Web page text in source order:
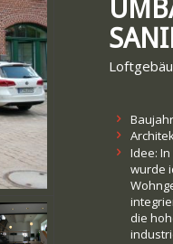
Idee:
wurde
die